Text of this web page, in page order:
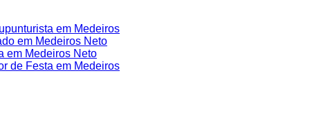
em Medeiros
em Medeiros Neto
em Medeiros Neto
de Festa em Medeiros